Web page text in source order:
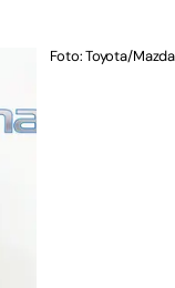
Foto: Toyota/Mazda